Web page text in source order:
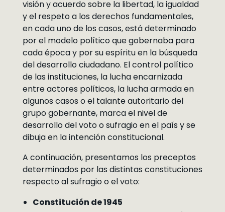
visión y acuerdo sobre la libertad, la igualdad
y el respeto a los derechos fundamentales,
en cada uno de los casos, está determinado
por el modelo político que gobernaba para
cada época y por su espíritu en la búsqueda
del desarrollo ciudadano. El control político
de las instituciones, la lucha encarnizada
entre actores políticos, la lucha armada en
algunos casos o el talante autoritario del
grupo gobernante, marca el nivel de
desarrollo del voto o sufragio en el país y se
dibuja en la intención constitucional.
A continuación, presentamos los preceptos
determinados por las distintas constituciones
respecto al sufragio o el voto:
Constitución de 1945